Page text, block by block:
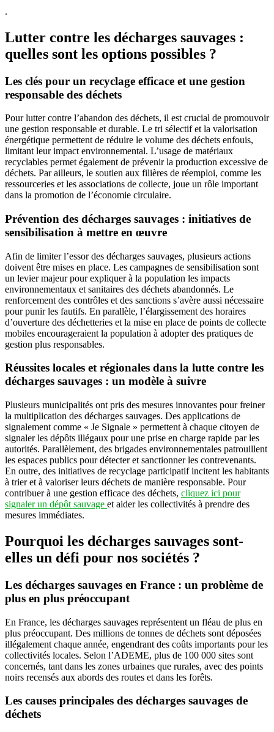
.
Lutter contre les décharges sauvages :
quelles sont les options possibles ?
Les clés pour un recyclage efficace et une gestion
responsable des déchets
Pour lutter contre l’abandon des déchets, il est crucial de promouvoir
une gestion responsable et durable. Le tri sélectif et la valorisation
énergétique permettent de réduire le volume des déchets enfouis,
limitant leur impact environnemental. L’usage de matériaux
recyclables permet également de prévenir la production excessive de
déchets. Par ailleurs, le soutien aux filières de réemploi, comme les
ressourceries et les associations de collecte, joue un rôle important
dans la promotion de l’économie circulaire.
Prévention des décharges sauvages : initiatives de
sensibilisation à mettre en œuvre
Afin de limiter l’essor des décharges sauvages, plusieurs actions
doivent être mises en place. Les campagnes de sensibilisation sont
un levier majeur pour expliquer à la population les impacts
environnementaux et sanitaires des déchets abandonnés. Le
renforcement des contrôles et des sanctions s’avère aussi nécessaire
pour punir les fautifs. En parallèle, l’élargissement des horaires
d’ouverture des déchetteries et la mise en place de points de collecte
mobiles encourageraient la population à adopter des pratiques de
gestion plus responsables.
Réussites locales et régionales dans la lutte contre les
décharges sauvages : un modèle à suivre
Plusieurs municipalités ont pris des mesures innovantes pour freiner
la multiplication des décharges sauvages. Des applications de
signalement comme « Je Signale » permettent à chaque citoyen de
signaler les dépôts illégaux pour une prise en charge rapide par les
autorités. Parallèlement, des brigades environnementales patrouillent
les espaces publics pour détecter et sanctionner les contrevenants.
En outre, des initiatives de recyclage participatif incitent les habitants
à trier et à valoriser leurs déchets de manière responsable. Pour
contribuer à une gestion efficace des déchets, cliquez ici pour
signaler un dépôt sauvage et aider les collectivités à prendre des
mesures immédiates.
Pourquoi les décharges sauvages sont-
elles un défi pour nos sociétés ?
Les décharges sauvages en France : un problème de
plus en plus préoccupant
En France, les décharges sauvages représentent un fléau de plus en
plus préoccupant. Des millions de tonnes de déchets sont déposées
illégalement chaque année, engendrant des coûts importants pour les
collectivités locales. Selon l’ADEME, plus de 100 000 sites sont
concernés, tant dans les zones urbaines que rurales, avec des points
noirs recensés aux abords des routes et dans les forêts.
Les causes principales des décharges sauvages de
déchets